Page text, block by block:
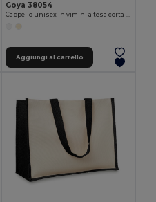
Goya 38054
Cappello unisex in vimini a tesa corta JAMAICA
Aggiungi al carrello